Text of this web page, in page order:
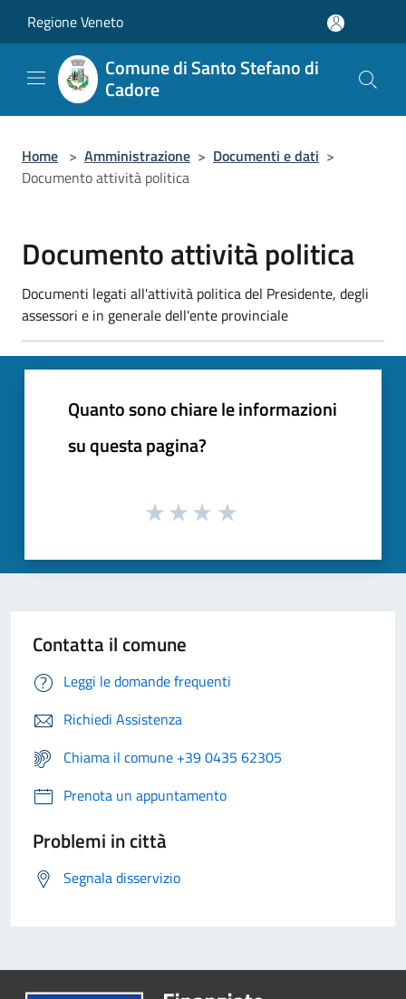
Regione Veneto
Comune di Santo Stefano di
Cadore
Home > Amministrazione > Documenti e dati >
Documento attività politica
Documento attività politica
Documenti legati all'attività politica del Presidente, degli
assessori e in generale dell'ente provinciale
Quanto sono chiare le informazioni
su questa pagina?
Contatta il comune
Leggi le domande frequenti
Richiedi Assistenza
Chiama il comune +39 0435 62305
Prenota un appuntamento
Problemi in città
Segnala disservizio